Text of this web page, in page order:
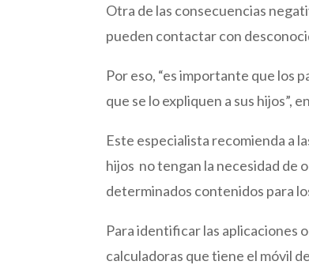
Otra de las consecuencias
pueden contactar con
Por eso, “es importante que los
que se lo expliquen a sus hijos”,
Este especialista recomienda a
hijos no tengan la necesidad de
determinados contenidos para
Para identificar las aplicaciones
calculadoras que tiene el móvil